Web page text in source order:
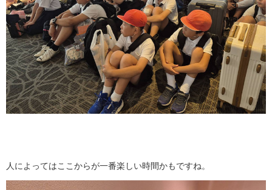
人によってはここからが一番楽しい時間かもですね。